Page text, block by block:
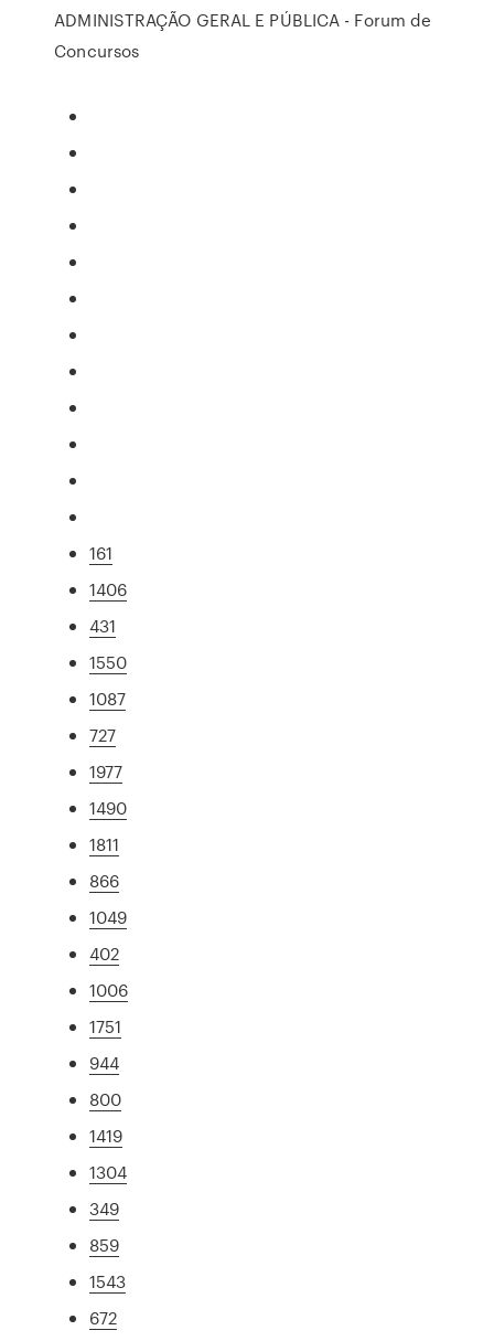
ADMINISTRAÇÃO GERAL E PÚBLICA - Forum de
Concursos
161
1406
431
1550
1087
727
1977
1490
1811
866
1049
402
1006
1751
944
800
1419
1304
349
859
1543
672